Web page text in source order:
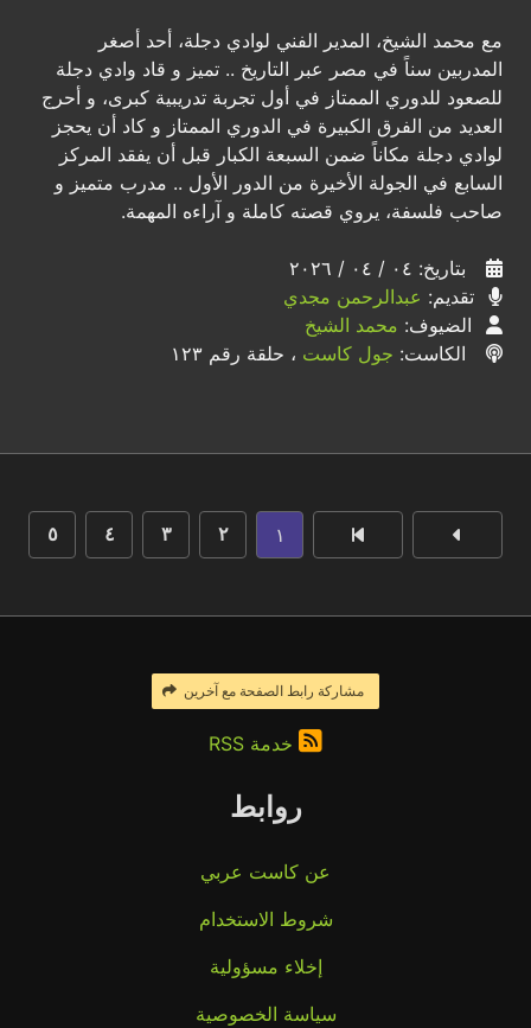
مع محمد الشيخ، المدير الفني لوادي دجلة، أحد أصغر
المدربين سناً في مصر عبر التاريخ .. تميز و قاد وادي دجلة
للصعود للدوري الممتاز في أول تجربة تدريبية كبرى، و أحرج
العديد من الفرق الكبيرة في الدوري الممتاز و كاد أن يحجز
لوادي دجلة مكاناً ضمن السبعة الكبار قبل أن يفقد المركز
السابع في الجولة الأخيرة من الدور الأول .. مدرب متميز و
صاحب فلسفة، يروي قصته كاملة و آراءه المهمة.
بتاريخ: ٠٤ / ٠٤ / ٢٠٢٦
تقديم: عبدالرحمن مجدي
الضيوف: محمد الشيخ
الكاست: جول كاست ، حلقة رقم ١٢٣
١ ٢ ٣ ٤ ٥
مشاركة رابط الصفحة مع آخرين
خدمة RSS
روابط
عن كاست عربي
شروط الاستخدام
إخلاء مسؤولية
سياسة الخصوصية